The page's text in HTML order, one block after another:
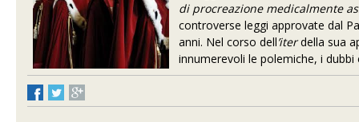
di procreazione medicalmente
controverse leggi approvate dal
anni. Nel corso dell’iterdella sua
innumerevoli le polemiche, i dubbi